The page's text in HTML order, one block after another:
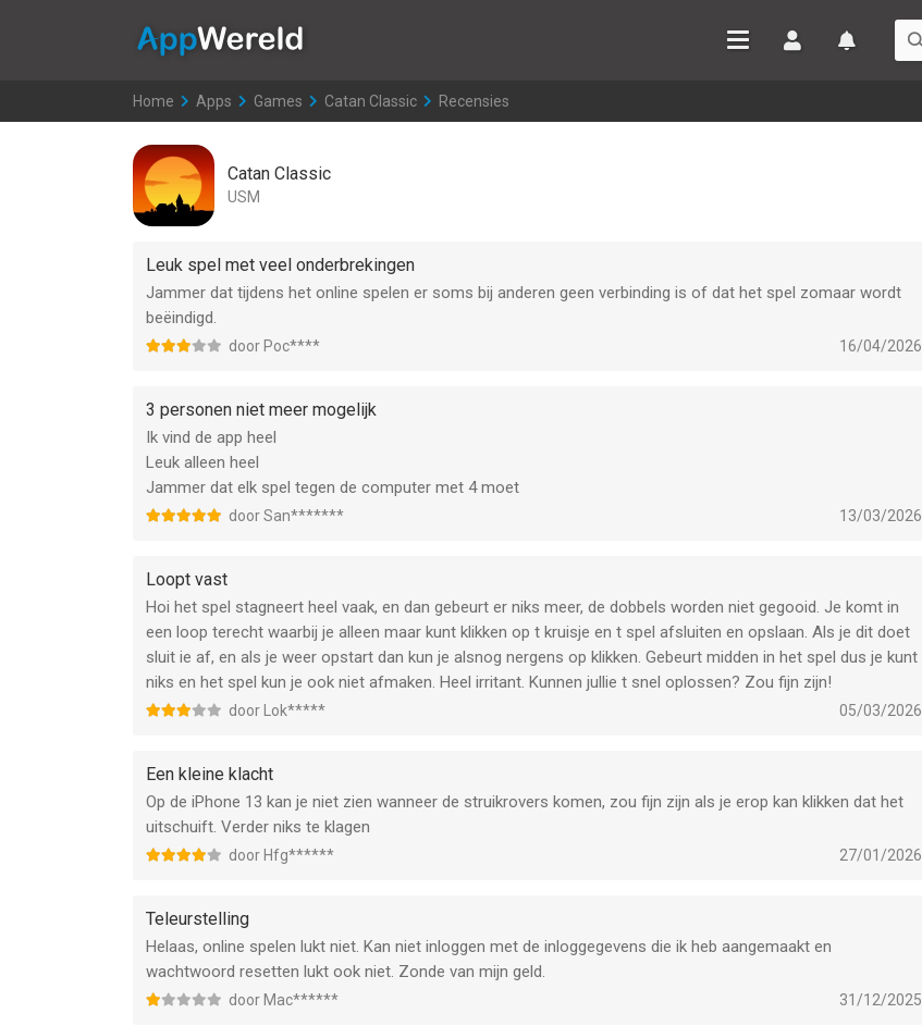
Home >
Apps >
Games >
Catan Classic >
Recensies
Catan Classic
USM
Leuk spel met veel onderbrekingen
Jammer dat tijdens het online spelen er soms bij anderen geen verbinding is of dat het spel zomaar wordt
beëindigd.
door Poc**** 16/04/2026
3 personen niet meer mogelijk
Ik vind de app heel
Leuk alleen heel
Jammer dat elk spel tegen de computer met 4 moet
door San******* 13/03/2026
Loopt vast
Hoi het spel stagneert heel vaak, en dan gebeurt er niks meer, de dobbels worden niet gegooid. Je komt in
een loop terecht waarbij je alleen maar kunt klikken op t kruisje en t spel afsluiten en opslaan. Als je dit doet
sluit ie af, en als je weer opstart dan kun je alsnog nergens op klikken. Gebeurt midden in het spel dus je kunt
niks en het spel kun je ook niet afmaken. Heel irritant. Kunnen jullie t snel oplossen? Zou fijn zijn!
door Lok***** 05/03/2026
Een kleine klacht
Op de iPhone 13 kan je niet zien wanneer de struikrovers komen, zou fijn zijn als je erop kan klikken dat het
uitschuift. Verder niks te klagen
door Hfg****** 27/01/2026
Teleurstelling
Helaas, online spelen lukt niet. Kan niet inloggen met de inloggegevens die ik heb aangemaakt en
wachtwoord resetten lukt ook niet. Zonde van mijn geld.
door Mac****** 31/12/2025